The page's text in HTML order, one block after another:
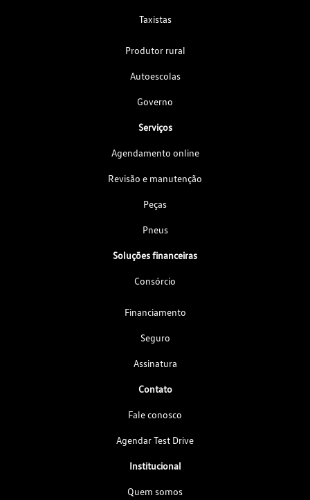
Taxistas
Produtor rural
Autoescolas
Governo
Serviços
Agendamento online
Revisão e manutenção
Peças
Pneus
Soluções financeiras
Consórcio
Financiamento
Seguro
Assinatura
Contato
Fale conosco
Agendar Test Drive
Institucional
Quem somos